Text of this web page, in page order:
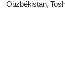
Ouzbékistan,